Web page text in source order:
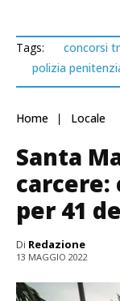
Tags: concorsi
polizia
Home Locale
Santa
carcere:
per 41
Di Redazione
13 MAGGIO 2022